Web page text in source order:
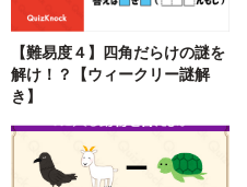
【難易度４】四角だらけの謎を
解け！？【ウィークリー謎解
き】